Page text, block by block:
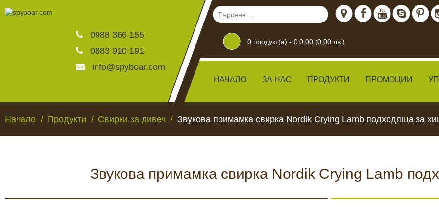
0988 366 155
0883 910 191
info@spyboar.com
0продукт(а) - € 0,00 (0,00 лв.)
НАЧАЛО ЗА НАС ПРОДУКТИ ПРОМОЦИИ
ЛОВНИ КАМЕРИ ФОТОКАПАНИ НА ЖИВО
КАМЕРИ ЗА
Ловни камери
Камери за видеонаблюдение
Начало Продукти Свирки за дивеч Звукова примамка свирка Nordik Crying Lamb подходяща за
Звукова примамка свирка Nordik Crying Lamb